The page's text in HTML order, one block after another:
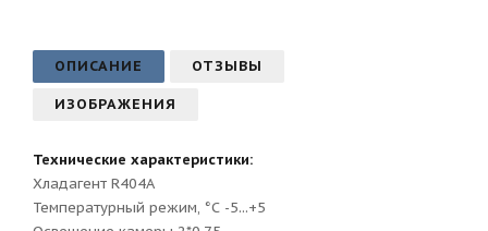
ОПИСАНИЕ ОТЗЫВЫ
ИЗОБРАЖЕНИЯ
Технические характеристики:
Хладагент R404A
Температурный режим, °С -5...+5